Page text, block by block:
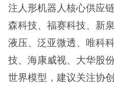
注人形机器人核心供应
森科技、福赛科技、新
液压、泛亚微透、唯科
技、海康威视、大华股
世界模型，建议关注协